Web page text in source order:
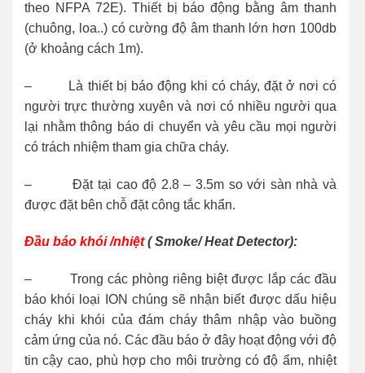
theo NFPA 72E). Thiết bị báo động bằng âm thanh
(chuông, loa..) có cường độ âm thanh lớn hơn 100db
(ở khoảng cách 1m).
– Là thiết bị báo động khi có cháy, đặt ở nơi có
người trực thường xuyên và nơi có nhiều người qua
lại nhằm thông báo di chuyển và yêu cầu mọi người
có trách nhiệm tham gia chữa cháy.
– Đặt tại cao độ 2.8 – 3.5m so với sàn nhà và
được đặt bên chỗ đặt công tắc khẩn.
Đầu báo khói /nhiệt( Smoke/ Heat Detector):
– Trong các phòng riêng biệt được lắp các đầu
báo khói loại ION chúng sẽ nhận biết được dấu hiệu
cháy khi khói của đám cháy thâm nhập vào buồng
cảm ứng của nó. Các đầu báo ở đây hoạt động với độ
tin cậy cao, phù hợp cho môi trường có độ ẩm, nhiệt